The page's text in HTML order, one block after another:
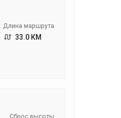
Длина маршрута
33.0 КМ
Сброс высоты